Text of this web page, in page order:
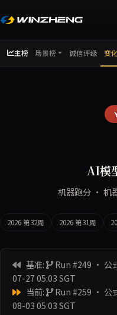
主榜 场景榜 诚信评级 变化
AI模
机器跑分 · 机
2026 第32周 2026 第31周
基准: Run #249 · 公
07-27 05:03 SGT
当前:
Run #259 · 公
08-03 05:03 SGT